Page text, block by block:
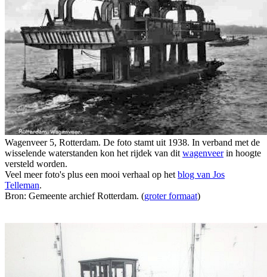
Wagenveer 5, Rotterdam. De foto stamt uit 1938. In verband met de
wisselende waterstanden kon het rijdek van dit wagenveerin hoogte
versteld worden.
Veel meer foto's plus een mooi verhaal op het blog van Jos
Telleman.
Bron: Gemeente archief Rotterdam. (groter formaat)